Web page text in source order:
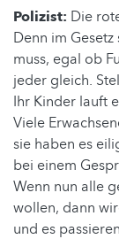
Polizist: Die
Denn im
muss, egal ob
jeder gleich.
Ihr Kinder lauft
Viele
sie haben es
bei einem
Wenn nun alle
wollen, dann
und es